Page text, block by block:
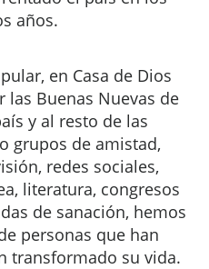
años.
en Casa de Dios
Buenas Nuevas de
y al resto de las
grupos de amistad,
redes sociales,
literatura, congresos
de sanación, hemos
personas que han
transformado su vida.